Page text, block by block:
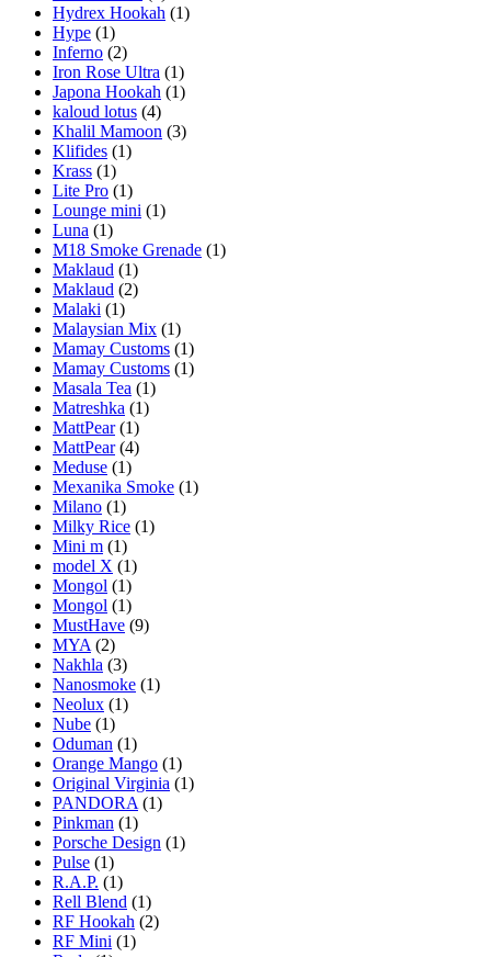
Hydrex Hookah (1)
Hype (1)
Inferno (2)
Iron Rose Ultra (1)
Japona Hookah (1)
kaloud lotus (4)
Khalil Mamoon (3)
Klifides (1)
Krass (1)
Lite Pro (1)
Lounge mini (1)
Luna (1)
M18 Smoke Grenade (1)
Maklaud (1)
Maklaud (2)
Malaki (1)
Malaysian Mix (1)
Mamay Customs (1)
Mamay Customs (1)
Masala Tea (1)
Matreshka (1)
MattPear(1)
MattPear(4)
Meduse (1)
Mexanika Smoke (1)
Milano (1)
Milky Rice (1)
Mini m (1)
model X (1)
Mongol (1)
Mongol (1)
MustHave (9)
MYA (2)
Nakhla (3)
Nanosmoke (1)
Neolux (1)
Nube (1)
Oduman (1)
Orange Mango (1)
Original Virginia (1)
PANDORA (1)
Pinkman (1)
Porsche Design (1)
Pulse (1)
R.A.P. (1)
Rell Blend (1)
RF Hookah (2)
RF Mini (1)